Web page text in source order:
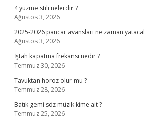
4 yüzme stili nelerdir ?
Ağustos 3, 2026
2025-2026 pancar avansları ne zaman
Ağustos 3, 2026
İştah kapatma frekansı nedir ?
Temmuz 30, 2026
Tavuktan horoz olur mu ?
Temmuz 28, 2026
Batık gemi söz müzik kime ait ?
Temmuz 25, 2026